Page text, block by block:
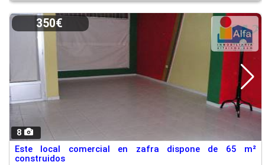
8
350€
Este local comercial en zafra dispone de 65 m²
construidos